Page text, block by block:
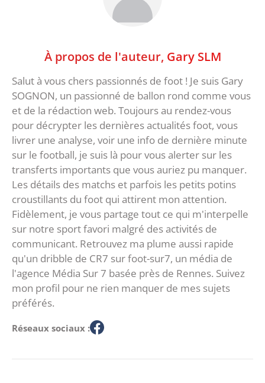
À propos de l'auteur, Gary SLM
Salut à vous chers passionnés de foot ! Je suis Gary
SOGNON, un passionné de ballon rond comme vous
et de la rédaction web. Toujours au rendez-vous
pour décrypter les dernières actualités foot, vous
livrer une analyse, voir une info de dernière minute
sur le football, je suis là pour vous alerter sur les
transferts importants que vous auriez pu manquer.
Les détails des matchs et parfois les petits potins
croustillants du foot qui attirent mon attention.
Fidèlement, je vous partage tout ce qui m'interpelle
sur notre sport favori malgré des activités de
communicant. Retrouvez ma plume aussi rapide
qu'un dribble de CR7 sur foot-sur7, un média de
l'agence Média Sur 7 basée près de Rennes. Suivez
mon profil pour ne rien manquer de mes sujets
préférés.
Réseaux sociaux :